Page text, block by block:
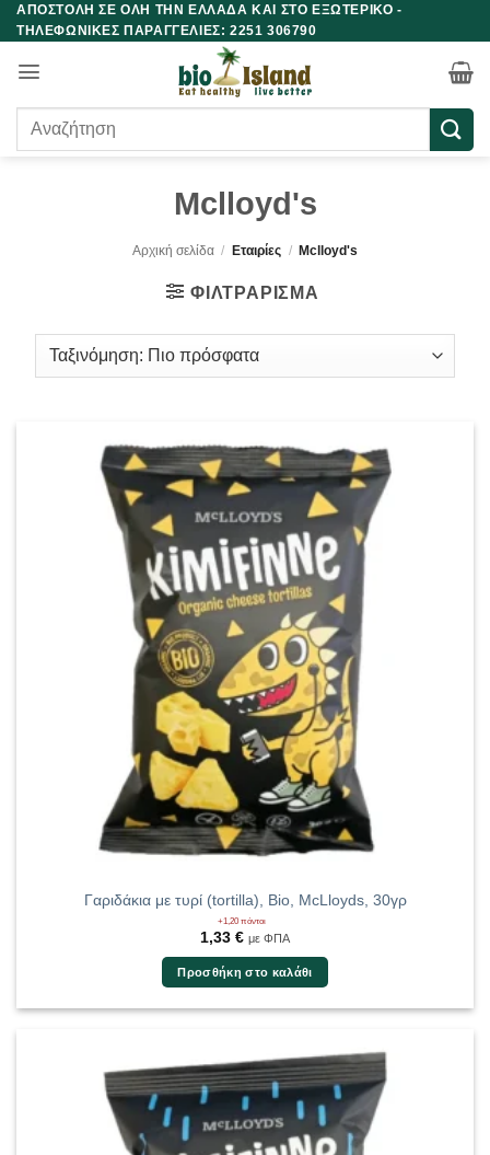
Μετάβαση
στο
περιεχόμενο
ΑΠΟΣΤΟΛΗ ΣΕ ΟΛΗ ΤΗΝ ΕΛΛΑΔΑ ΚΑΙ ΣΤΟ ΕΞΩΤΕΡΙΚΟ -
ΤΗΛΕΦΩΝΙΚΕΣ ΠΑΡΑΓΓΕΛΙΕΣ: 2251 306790
Αναζήτηση
Mclloyd's
Αρχική σελίδα / Εταιρίες / Mclloyd's
ΦΙΛΤΡΆΡΙΣΜΑ
Γαριδάκια με τυρί (tortilla), Bio, McLloyds, 30γρ
+1,20 πόντοι
1,33 € με ΦΠΑ
Προσθήκη στο καλάθι